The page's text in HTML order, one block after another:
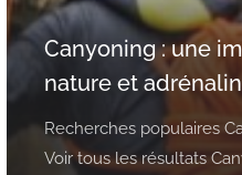
Canyoning : une
nature et
Recherches populaires
Voir tous les résultats